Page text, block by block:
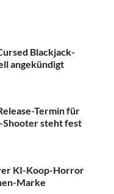
Blackjack-
angekündigt
Termin für
Shooter steht fest
KI-Koop-Horror
Marke